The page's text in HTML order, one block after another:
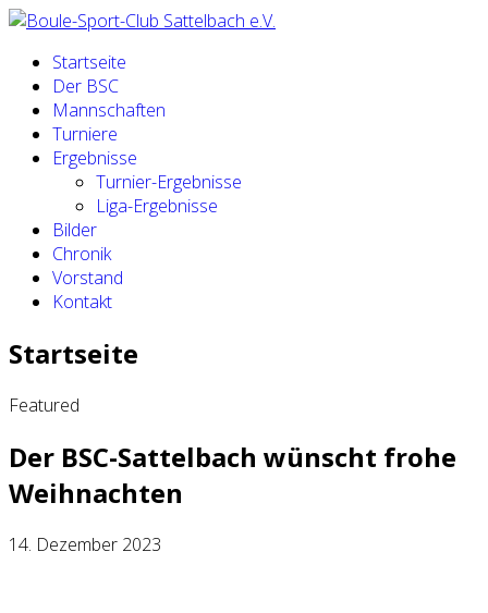
Startseite
Der BSC
Mannschaften
Turniere
Ergebnisse
Turnier-Ergebnisse
Liga-Ergebnisse
Bilder
Chronik
Vorstand
Kontakt
Startseite
Featured
Der BSC-Sattelbach wünscht frohe
Weihnachten
14. Dezember 2023